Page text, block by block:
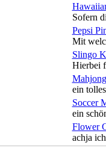
Sofern
Pepsi
Mit
Slingo
Hierbei
ein
Soccer
ein
Flower
achja